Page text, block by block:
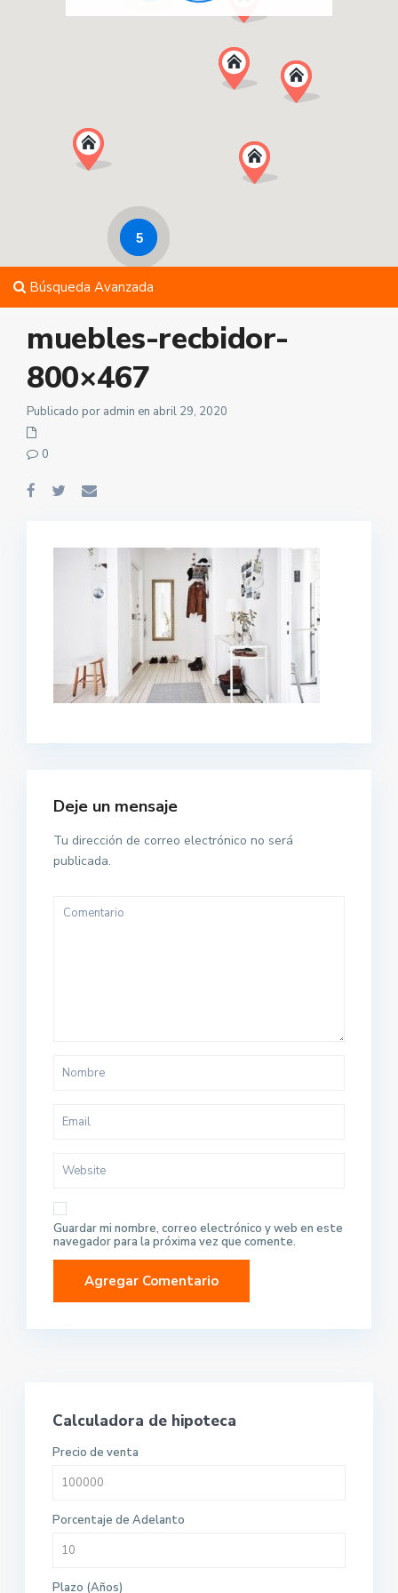
5
Búsqueda Avanzada
muebles-recbidor-
800×467
Publicado por admin en abril 29, 2020
0
Deje un mensaje
Tu dirección de correo electrónico no será
publicada.
Guardar mi nombre, correo electrónico y web en este
navegador para la próxima vez que comente.
Calculadora de hipoteca
Precio de venta
Porcentaje de Adelanto
Plazo (Años)